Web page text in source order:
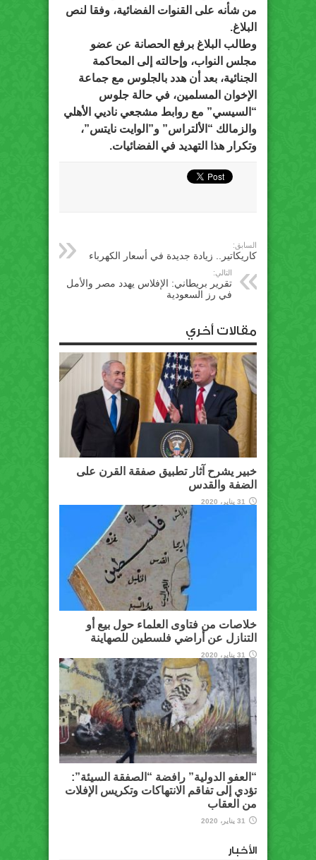
من شأنه على القنوات الفضائية، وفقا لنص
البلاغ.
وطالب البلاغ برفع الحصانة عن عضو
مجلس النواب، وإحالته إلى المحاكمة
الجنائية، بعد أن هدد بالجلوس مع جماعة
الإخوان المسلمين، في حالة جلوس
“السيسي” مع روابط مشجعي ناديي الأهلي
والزمالك “الألتراس” و”الوايت نايتس”،
وتكرار هذا التهديد في الفضائيات.
السابق:
كاريكاتير.. زيادة جديدة في أسعار الكهرباء
التالي:
تقرير بريطاني: الإفلاس يهدد مصر والأمل
في رز السعودية
مقالات أخري
خبير يشرح آثار تطبيق صفقة القرن على
الضفة والقدس
31 يناير، 2020
خلاصات من فتاوى العلماء حول بيع أو
التنازل عن أراضي فلسطين للصهاينة
31 يناير، 2020
“العفو الدولية” رافضة “الصفقة السيئة”:
تؤدي إلى تفاقم الانتهاكات وتكريس الإفلات
من العقاب
31 يناير، 2020
الأخبار